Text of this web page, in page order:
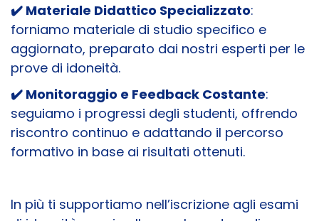
✔️ Materiale Didattico Specializzato:
forniamo materiale di studio specifico e
aggiornato, preparato dai nostri esperti per le
prove di idoneità.
✔️ Monitoraggio e Feedback Costante:
seguiamo i progressi degli studenti, offrendo
riscontro continuo e adattando il percorso
formativo in base ai risultati ottenuti.
In più ti supportiamo nell’iscrizione agli esami